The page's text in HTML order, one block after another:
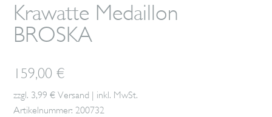
Krawatte Medaillon
BROSKA
159,00€
zzgl. 3,99 € Versand | inkl. MwSt.
Artikelnummer: 200732